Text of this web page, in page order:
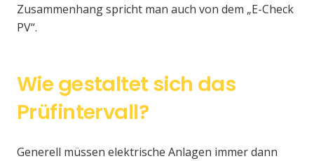
Zusammenhang spricht man auch von dem „E-Check
PV“.
Wie gestaltet sich das
Prüfintervall?
Generell müssen elektrische Anlagen immer dann